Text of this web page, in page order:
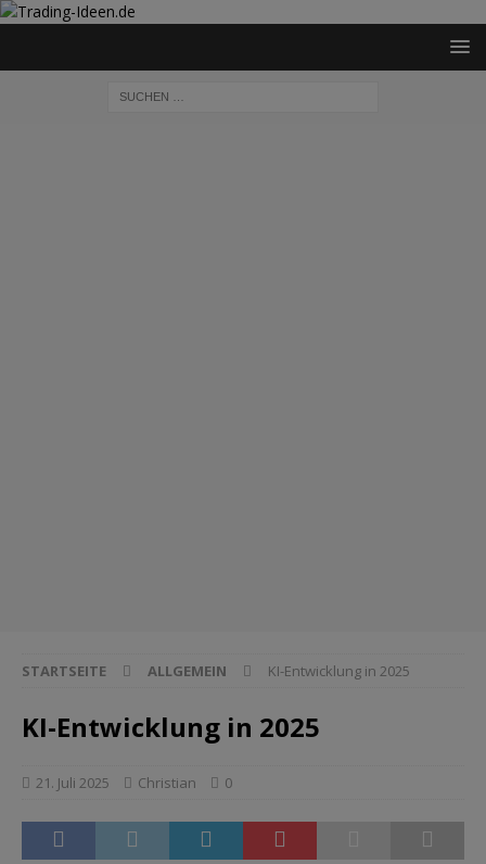
STARTSEITE ALLGEMEIN KI-Entwicklung in 2025
KI-Entwicklung in 2025
21. Juli 2025 Christian 0